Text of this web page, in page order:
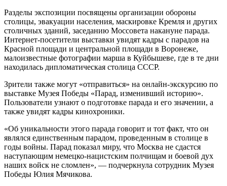
Разделы экспозиции посвящены организации обороны
столицы, эвакуации населения, маскировке Кремля и других
столичных зданий, заседанию Моссовета накануне парада.
Интернет-посетители выставки увидят кадры с парадов на
Красной площади и центральной площади в Воронеже,
малоизвестные фотографии марша в Куйбышеве, где в те дни
находилась дипломатическая столица СССР.
Зрители также могут «отправиться» на онлайн-экскурсию по
выставке Музея Победы «Парад, изменивший историю».
Пользователи узнают о подготовке парада и его значении, а
также увидят кадры кинохроники.
«Об уникальности этого парада говорит и тот факт, что он
являлся единственным парадом, проведенным в столице в
годы войны. Парад показал миру, что Москва не сдастся
наступающим немецко-нацистским полчищам и боевой дух
наших войск не сломлен», — подчеркнула сотрудник Музея
Победы Юлия Мячикова.